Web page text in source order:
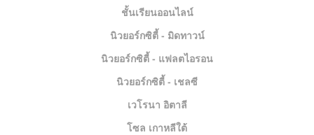
ชั้นเรียนออนไลน์
นิวยอร์กซิตี้ - มิดทาวน์
นิวยอร์กซิตี้ - แฟลตไอรอน
นิวยอร์กซิตี้ - เชลซี
เวโรนา อิตาลี
โซล เกาหลีใต้